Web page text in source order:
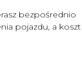
bezpośrednio
pojazdu, a koszt